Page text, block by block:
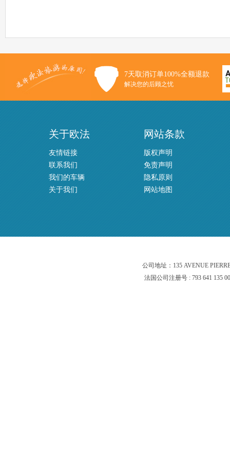
7天取消订单100%全额退款
解决您的后顾之忧
关于欧法
友情链接
联系我们
我们的车辆
关于我们
网站条款
版权声明
免责声明
隐私原则
网站地图
公司地址：135 AVENUE
法国公司注册号 : 793 641 135